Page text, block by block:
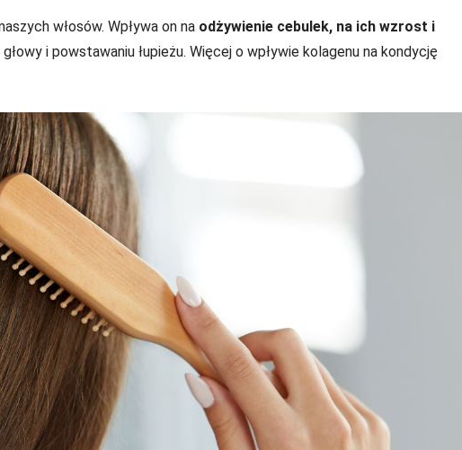
włosów. Wpływa on na odżywienie cebulek, na ich wzrost i
i powstawaniu łupieżu. Więcej o wpływie kolagenu na kondycję